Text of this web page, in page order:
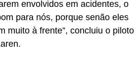
envolvidos em acidentes, o
para nós, porque senão eles
muito à frente”, concluiu o piloto